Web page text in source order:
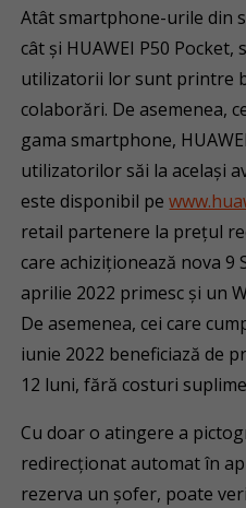
Atât smartphone-urile din
cât și HUAWEI P50
utilizatorii lor sunt printre
colaborări. De asemenea,
gama smartphone,
utilizatorilor săi la același
este disponibil pe
retail partenere la prețul
care achiziționează nova 9
aprilie 2022 primesc și un
De asemenea, cei care
iunie 2022 beneficiază de
12 luni, fără costuri
Cu doar o atingere a
redirecționat automat în
rezerva un șofer, poate